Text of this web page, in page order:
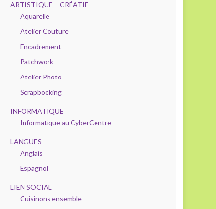
ARTISTIQUE – CRÉATIF
Aquarelle
Atelier Couture
Encadrement
Patchwork
Atelier Photo
Scrapbooking
INFORMATIQUE
Informatique au CyberCentre
LANGUES
Anglais
Espagnol
LIEN SOCIAL
Cuisinons ensemble